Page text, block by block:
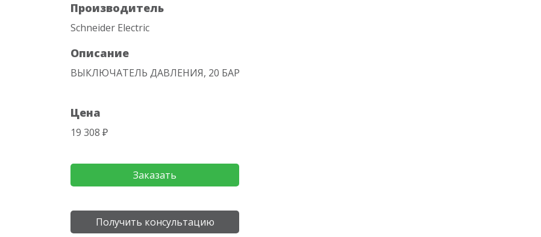
Производитель
Schneider Electric
Описание
ВЫКЛЮЧАТЕЛЬ ДАВЛЕНИЯ, 20 БАР
Цена
19 308 ₽
Заказать
Получить консультацию